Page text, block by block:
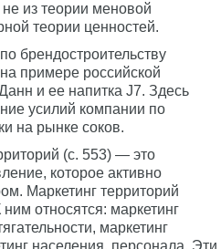
из теории меновой
теории ценностей.
брендостроительству
примере российской
и ее напитка J7. Здесь
усилий компании по
на рынке соков.
(с. 553) — это
которое активно
Маркетинг территорий
относятся: маркетинг
маркетинг
населения, персонала. Эти